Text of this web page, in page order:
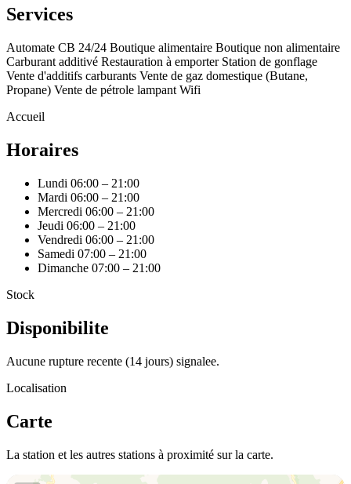
Services
Automate CB 24/24 Boutique alimentaire Boutique non alimentaire
Carburant additivé Restauration à emporter Station de gonflage
Vente d'additifs carburants Vente de gaz domestique (Butane,
Propane) Vente de pétrole lampant Wifi
Accueil
Horaires
Lundi 06:00 – 21:00
Mardi 06:00 – 21:00
Mercredi 06:00 – 21:00
Jeudi 06:00 – 21:00
Vendredi 06:00 – 21:00
Samedi 07:00 – 21:00
Dimanche 07:00 – 21:00
Stock
Disponibilite
Aucune rupture recente (14 jours) signalee.
Localisation
Carte
La station et les autres stations à proximité sur la carte.